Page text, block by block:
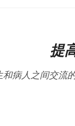
提
病人之间交流